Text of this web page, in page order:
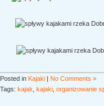
Posted in Kajaki | No Comments »
Tags: kajak kajaki organizowanie